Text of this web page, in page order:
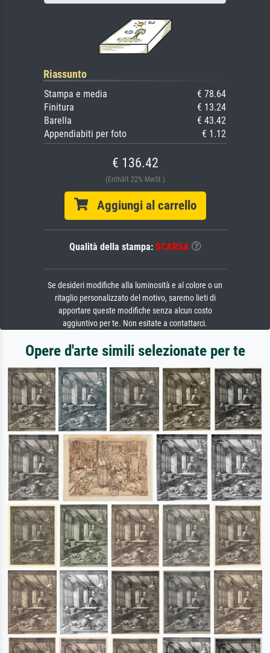
Riassunto
Stampa e media
€ 78.64
Finitura
€ 13.24
Barella
€ 43.42
Appendiabiti per foto
€ 1.12
€ 136.42
(Enthält 22% MwSt.)
Aggiungi al carrello
Qualità della stampa: SCARSA
Se desideri modifiche alla luminosità e al colore o un
ritaglio personalizzato del motivo, saremo lieti di
apportare queste modifiche senza alcun costo
aggiuntivo per te. Non esitate a contattarci.
Opere d'arte simili selezionate per te